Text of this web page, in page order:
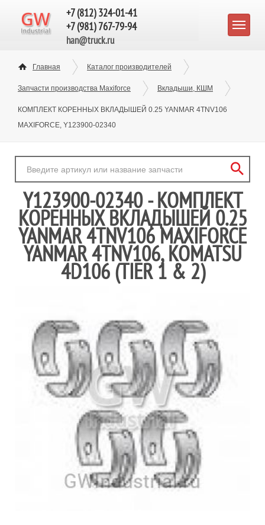
+7 (812) 324-01-41
+7 (981) 767-79-94
han@truck.ru
Главная Каталог производителей
Запчасти производства Maxiforce Вкладыши, КШМ
КОМПЛЕКТ КОРЕННЫХ ВКЛАДЫШЕЙ 0.25 YANMAR 4TNV106
MAXIFORCE, Y123900-02340
Y123900-02340 - КОМПЛЕКТ
КОРЕННЫХ ВКЛАДЫШЕЙ 0.25
YANMAR 4TNV106 MAXIFORCE
YANMAR 4TNV106, KOMATSU
4D106 (TIER 1 & 2)